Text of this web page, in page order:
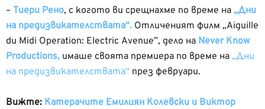
– Тиери Рено, с когото ви срещнахме по време на „Дни
на предизвикателствата“. Отличеният филм „Aiguille
du Midi Operation: Electric Avenue”, дело на Never Know
Productions, имаше своята премиера по време на „Дни
на предизвикателствата“ през февруари.
Вижте: Катерачите Емилиян Колевски и Виктор